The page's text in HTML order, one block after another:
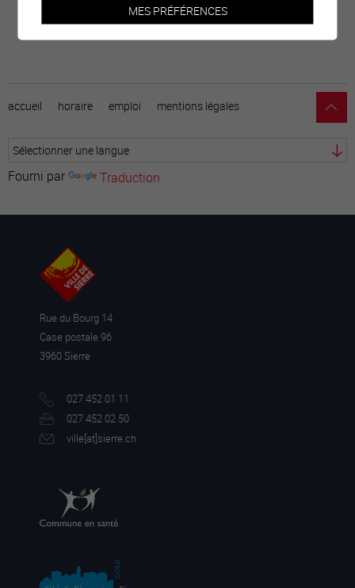
accueil horaire emploi mentions légales
Fourni par Traduction
Rue du Bourg 14
Case postale 96
3960 Sierre
027 452 01 11
027 452 02 50
ville[at]sierre.ch
MES PRÉFÉRENCES